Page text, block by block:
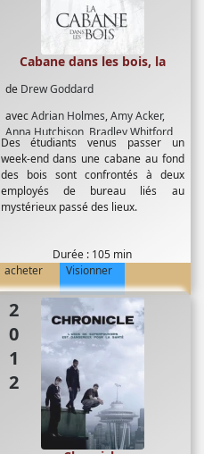
de Drew Goddard
avecAdrian Holmes,Amy Acker,
Anna Hutchison, Bradley Whitford,
Brian J White,Chelah Horsdal,Chris
Hemsworth,Dan Payne,Fran Kranz,
Jesse Williams, Jodelle Ferland
Kristen Connolly
Maja Stace-Smith,
Matt Drake,Maya Massar,
Pidgeon,Tom Lenk
Cabane dans les bois, la
Des étudiants venus passer un
week-end dans une cabane au fond
des bois sont confrontés à deux
employés de bureau liés au
mystérieux passé des lieux.
Durée : 105 min
acheter
Visionner
2012